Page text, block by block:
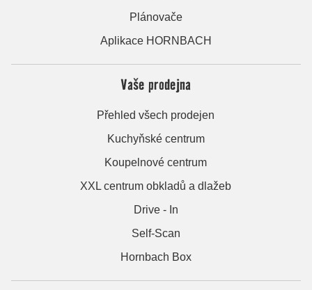
Plánovače
Aplikace HORNBACH
Vaše prodejna
Přehled všech prodejen
Kuchyňské centrum
Koupelnové centrum
XXL centrum obkladů a dlažeb
Drive - In
Self-Scan
Hornbach Box